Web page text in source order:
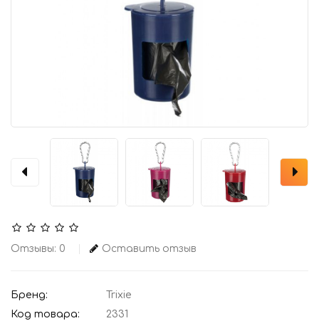
Отзывы: 0 Оставить отзыв
Бренд:
Trixie
Код товара:
2331